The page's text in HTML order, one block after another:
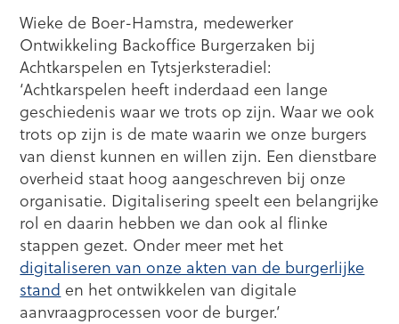
Wieke de Boer-Hamstra, medewerker
Ontwikkeling Backoffice Burgerzaken bij
Achtkarspelen en Tytsjerksteradiel:
‘Achtkarspelen heeft inderdaad een lange
geschiedenis waar we trots op zijn. Waar we ook
trots op zijn is de mate waarin we onze burgers
van dienst kunnen en willen zijn. Een dienstbare
overheid staat hoog aangeschreven bij onze
organisatie. Digitalisering speelt een belangrijke
rol en daarin hebben we dan ook al flinke
stappen gezet. Onder meer met het
digitaliseren van onze akten van de burgerlijke
stand en het ontwikkelen van digitale
aanvraagprocessen voor de burger.’